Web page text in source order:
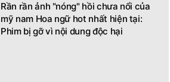
Rần rần ảnh "nóng" hồi chưa nổi của
mỹ nam Hoa ngữ hot nhất hiện tại:
Phim bị gỡ vì nội dung độc hại